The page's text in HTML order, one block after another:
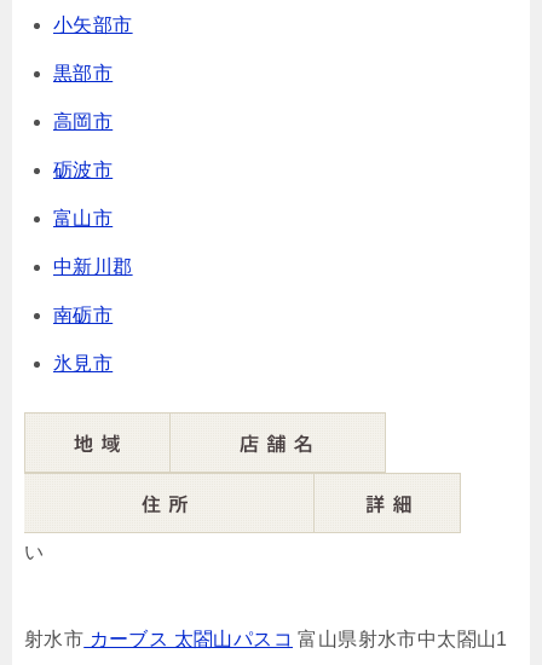
小矢部市
黒部市
高岡市
砺波市
富山市
中新川郡
南砺市
氷見市
い
射水市 カーブス 太閤山パスコ 富山県射水市中太閤山1